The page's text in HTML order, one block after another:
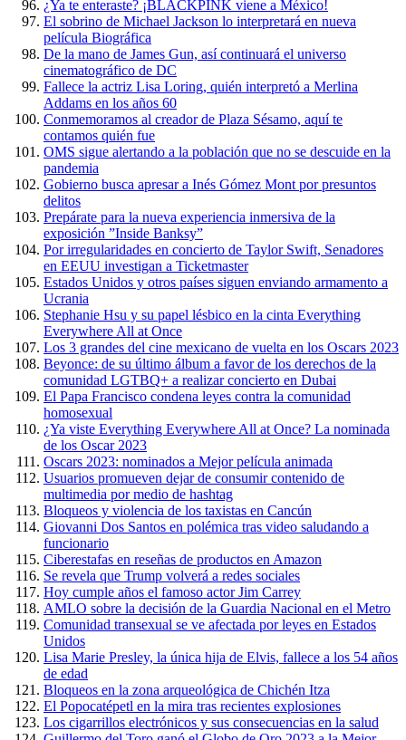
¿Ya te enteraste? ¡BLACKPINK viene a México!
El sobrino de Michael Jackson lo interpretará en nueva
película Biográfica
De la mano de James Gun, así continuará el universo
cinematográfico de DC
Fallece la actriz Lisa Loring, quién interpretó a Merlina
Addams en los años 60
Conmemoramos al creador de Plaza Sésamo, aquí te
contamos quién fue
OMS sigue alertando a la población que no se descuide en la
pandemia
Gobierno busca apresar a Inés Gómez Mont por presuntos
delitos
Prepárate para la nueva experiencia inmersiva de la
exposición ”Inside Banksy”
Por irregularidades en concierto de Taylor Swift, Senadores
en EEUU investigan a Ticketmaster
Estados Unidos y otros países siguen enviando armamento a
Ucrania
Stephanie Hsu y su papel lésbico en la cinta Everything
Everywhere All at Once
Los 3 grandes del cine mexicano de vuelta en los Oscars 2023
Beyonce: de su último álbum a favor de los derechos de la
comunidad LGTBQ+ a realizar concierto en Dubai
El Papa Francisco condena leyes contra la comunidad
homosexual
¿Ya viste Everything Everywhere All at Once? La nominada
de los Oscar 2023
Oscars 2023: nominados a Mejor película animada
Usuarios promueven dejar de consumir contenido de
multimedia por medio de hashtag
Bloqueos y violencia de los taxistas en Cancún
Giovanni Dos Santos en polémica tras video saludando a
funcionario
Ciberestafas en reseñas de productos en Amazon
Se revela que Trump volverá a redes sociales
Hoy cumple años el famoso actor Jim Carrey
AMLO sobre la decisión de la Guardia Nacional en el Metro
Comunidad transexual se ve afectada por leyes en Estados
Unidos
Lisa Marie Presley, la única hija de Elvis, fallece a los 54 años
de edad
Bloqueos en la zona arqueológica de Chichén Itza
El Popocatépetl en la mira tras recientes explosiones
Los cigarrillos electrónicos y sus consecuencias en la salud